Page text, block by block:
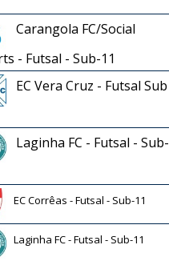
Carangola FC/Social
- Futsal - Sub-11
EC Vera Cruz - Futsal Sub
Laginha FC - Futsal - Sub-
EC Corrêas - Futsal - Sub-11
Laginha FC - Futsal - Sub-11